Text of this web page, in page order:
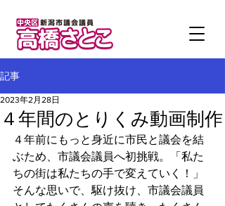
記事
４年間のとりくみ動画制作
2023年2月28日
４年前にもっと身近に市民と議会を結
ぶため、市議会議員へ初挑戦。「私た
ちの街は私たちの手で変えていく！」
そんな思いで、駆け抜け、市議会議員